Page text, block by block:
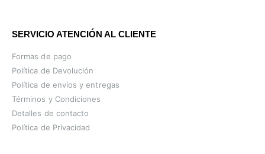
SERVICIO ATENCIÓN AL CLIENTE
Formas de pago
Política de Devolución
Política de envíos y entregas
Términos y Condiciones
Detalles de contacto
Política de Privacidad